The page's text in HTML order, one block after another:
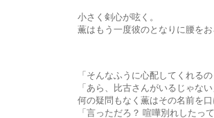
小さく剣心が呟く。
薫はもう一度彼のとなりに腰をおろした
「そんなふうに心配してくれるのって
「あら、比古さんがいるじゃない
何の疑問もなく薫はその名前を口にし
「言っただろ？ 喧嘩別れしたって